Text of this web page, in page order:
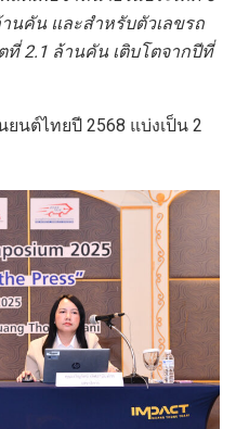
นคัน และสำหรับตัวเลขรถ
2.1 ล้านคัน เติบโตจากปีที่
นต์ไทยปี 2568 แบ่งเป็น 2